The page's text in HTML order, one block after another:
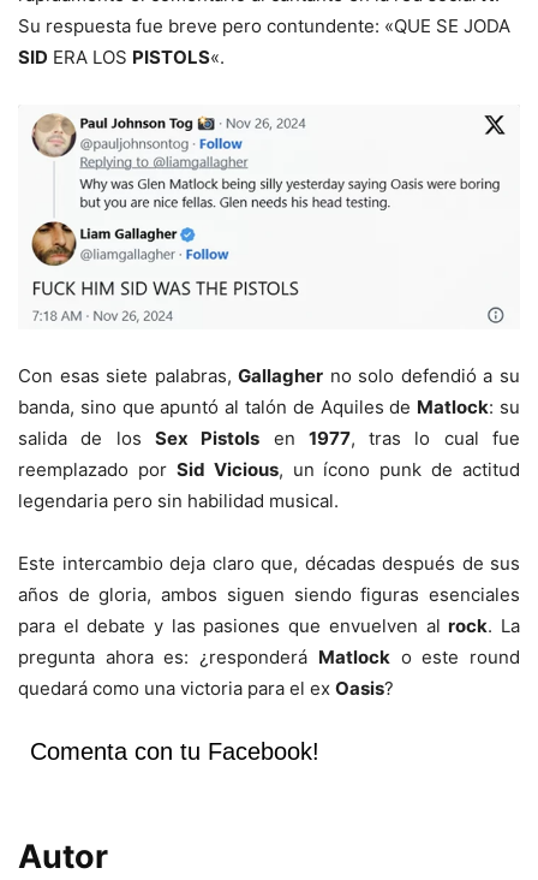
Su respuesta fue breve pero contundente: «QUE SE JODA
SID ERA LOS PISTOLS«.
Con esas siete palabras,Gallagher no solo defendió a su
banda, sino que apuntó al talón de Aquiles de Matlock: su
salida de los Sex Pistols en 1977, tras lo cual fue
reemplazado por Sid Vicious, un ícono punk de actitud
legendaria pero sin habilidad musical.
Este intercambio deja claro que, décadas después de sus
años de gloria, ambos siguen siendo figuras esenciales
para el debate y las pasiones que envuelven alrock. La
pregunta ahora es: ¿responderá Matlocko este round
quedará como una victoria para el ex Oasis?
Comenta con tu Facebook!
Autor